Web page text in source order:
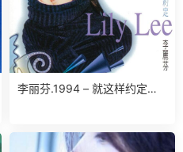
李丽芬.1994 – 就这样约定